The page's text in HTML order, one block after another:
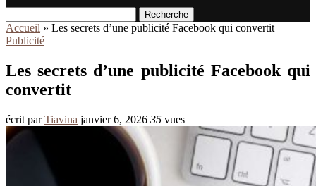
Recherche
Accueil » Les secrets d’une publicité Facebook qui convertit
Publicité
Les secrets d’une publicité Facebook qui
convertit
écrit parTiavina janvier 6, 2026 35 vues